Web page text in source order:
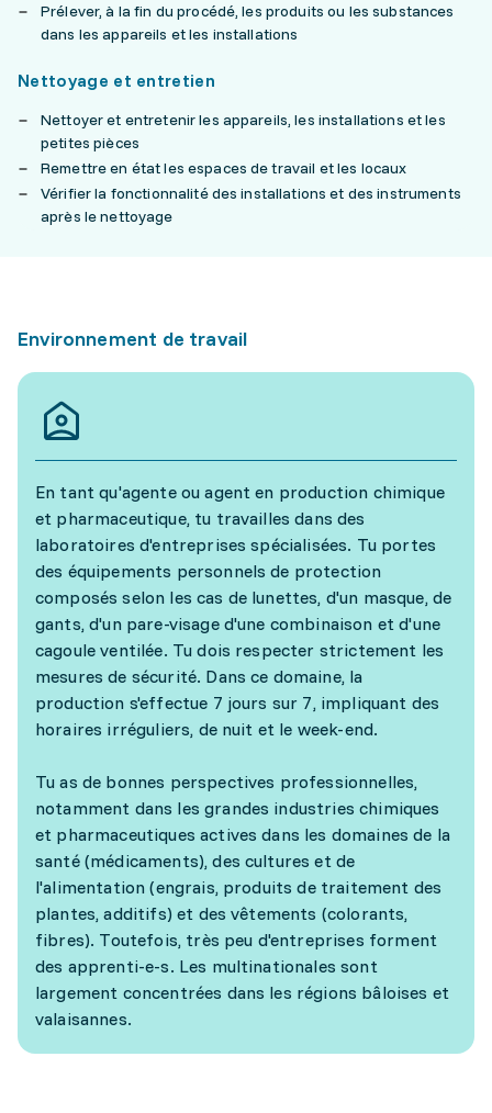
Prélever, à la fin du procédé, les produits ou les substances
dans les appareils et les installations
Nettoyage et entretien
Nettoyer et entretenir les appareils, les installations et les
petites pièces
Remettre en état les espaces de travail et les locaux
Vérifier la fonctionnalité des installations et des instruments
après le nettoyage
Environnement de travail
En tant qu'agente ou agent en production chimique
et pharmaceutique, tu travailles dans des
laboratoires d'entreprises spécialisées. Tu portes
des équipements personnels de protection
composés selon les cas de lunettes, d'un masque, de
gants, d'un pare-visage d'une combinaison et d'une
cagoule ventilée. Tu dois respecter strictement les
mesures de sécurité. Dans ce domaine, la
production s'effectue 7 jours sur 7, impliquant des
horaires irréguliers, de nuit et le week-end.
Tu as de bonnes perspectives professionnelles,
notamment dans les grandes industries chimiques
et pharmaceutiques actives dans les domaines de la
santé (médicaments), des cultures et de
l'alimentation (engrais, produits de traitement des
plantes, additifs) et des vêtements (colorants,
fibres). Toutefois, très peu d'entreprises forment
des apprenti-e-s. Les multinationales sont
largement concentrées dans les régions bâloises et
valaisannes.